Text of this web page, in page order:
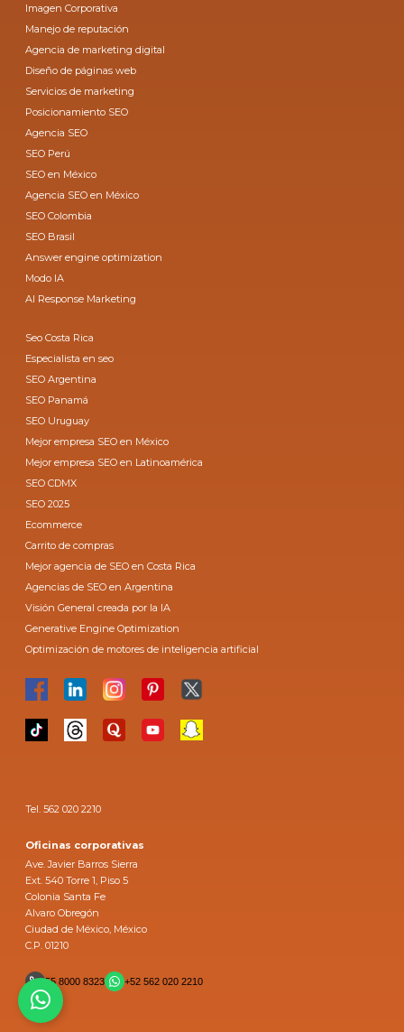
Imagen Corporativa
Manejo de reputación
Agencia de marketing digital
Diseño de páginas web
Servicios de marketing
Posicionamiento SEO
Agencia SEO
SEO Perú
SEO en México
Agencia SEO en México
SEO Colombia
SEO Brasil
Answer engine optimization
Modo IA
AI Response Marketing
Seo Costa Rica
Especialista en seo
SEO Argentina
SEO Panamá
SEO Uruguay
Mejor empresa SEO en México
Mejor empresa SEO en Latinoamérica
SEO CDMX
SEO 2025
Ecommerce
Carrito de compras
Mejor agencia de SEO en Costa Rica
Agencias de SEO en Argentina
Visión General creada por la IA
Generative Engine Optimization
Optimización de motores de inteligencia artificial
Tel. 562 020 2210
Oficinas corporativas
Ave. Javier Barros Sierra
Ext. 540 Torre 1, Piso 5
Colonia Santa Fe
Alvaro Obregón
Ciudad de México, México
C.P. 01210
55 8000 8323 +52 562 020 2210